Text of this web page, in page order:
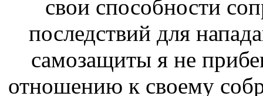
свои способности
последствий для
самозащиты я не
отношению к своему